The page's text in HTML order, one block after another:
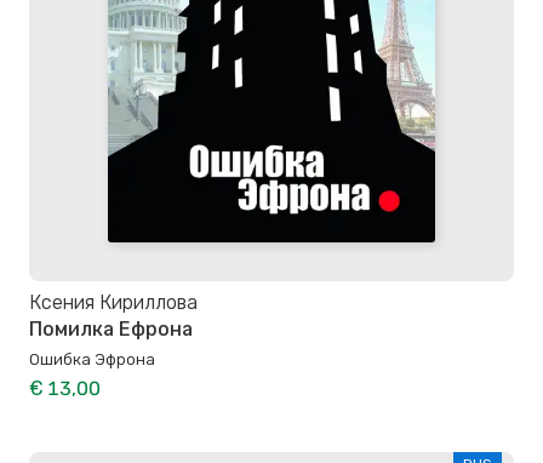
Ксения Кириллова
Помилка Ефрона
Ошибка Эфрона
€ 13,00